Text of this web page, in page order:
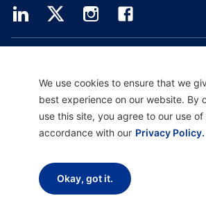
Providence Health Assurance es un HMO, HMO-POS
depende de la renovación del contrato.
Aviso sobre prácticas de privacidad |
Copyright © 2026 Providence Health Plan, Providence
We use cookies to ensure that we
best experience on our website. By
use this site, you agree to our use of
accordance with our Privacy Policy.
Okay, got it.